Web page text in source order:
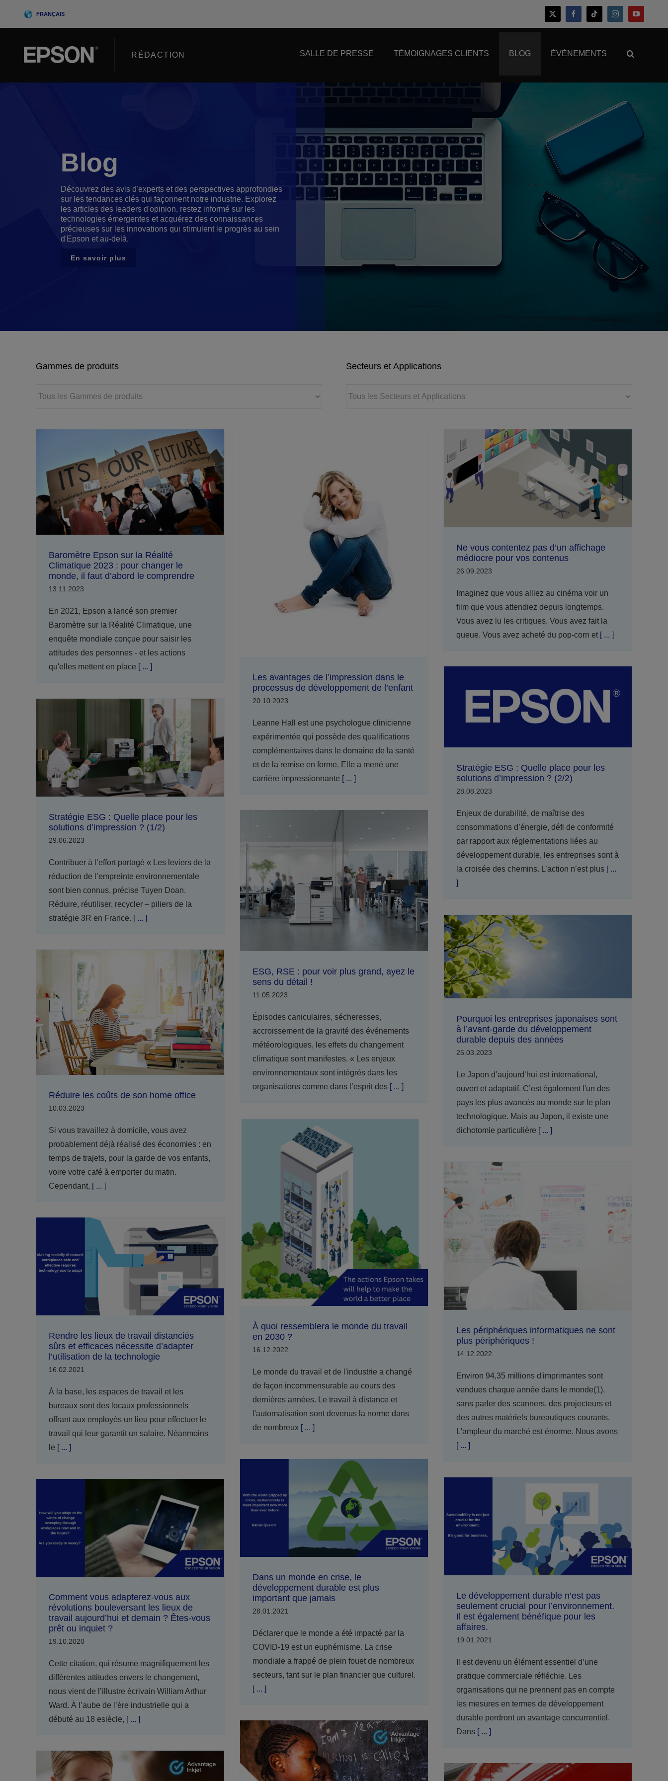
FRANÇAIS
RÉDACTION SALLE DE PRESSE TÉMOIGNAGES CLIENTS BLOG ÉVÈNEMENTS
Découvrez des avis d'experts et des perspectives approfondies
sur les tendances clés qui façonnent notre industrie. Explorez
les articles des leaders d'opinion, restez informé sur les
technologies émergentes et acquérez des connaissances
précieuses sur les innovations qui stimulent le progrès au sein
d'Epson et au-delà.
Blog
En savoir plus
Gammes de produits Secteurs et Applications
Baromètre Epson sur la Réalité
Climatique 2023 : pour changer le
monde, il faut d’abord le comprendre
13.11.2023
En 2021, Epson a lancé son premier
Baromètre sur la Réalité Climatique, une
enquête mondiale conçue pour saisir les
attitudes des personnes - et les actions
qu'elles mettent en place [ ... ]
Les avantages de l’impression dans le
processus de développement de l’enfant
20.10.2023
Leanne Hall est une psychologue clinicienne
expérimentée qui possède des qualifications
complémentaires dans le domaine de la santé
et de la remise en forme. Elle a mené une
carrière impressionnante [ ... ]
Ne vous contentez pas d’un affichage
médiocre pour vos contenus
26.09.2023
Imaginez que vous alliez au cinéma voir un
film que vous attendiez depuis longtemps.
Vous avez lu les critiques. Vous avez fait la
queue. Vous avez acheté du pop-corn et[ ... ]
Stratégie ESG : Quelle place pour les
solutions d’impression ? (2/2)
28.08.2023
Enjeux de durabilité, de maîtrise des
consommations d’énergie, défi de conformité
par rapport aux réglementations liées au
développement durable, les entreprises sont à
la croisée des chemins. L’action n’est plus[ ...
]
Stratégie ESG : Quelle place pour les
solutions d’impression ? (1/2)
29.06.2023
Contribuer à l’effort partagé « Les leviers de la
réduction de l’empreinte environnementale
sont bien connus, précise Tuyen Doan.
Réduire, réutiliser, recycler – piliers de la
stratégie 3R en France. [ ... ]
ESG, RSE : pour voir plus grand, ayez le
sens du détail !
11.05.2023
Épisodes caniculaires, sécheresses,
accroissement de la gravité des événements
météorologiques, les effets du changement
climatique sont manifestes. « Les enjeux
environnementaux sont intégrés dans les
organisations comme dans l’esprit des[ ... ]
Pourquoi les entreprises japonaises sont
à l’avant-garde du développement
durable depuis des années
25.03.2023
Le Japon d’aujourd’hui est international,
ouvert et adaptatif. C’est également l'un des
pays les plus avancés au monde sur le plan
technologique. Mais au Japon, il existe une
dichotomie particulière [ ... ]
Réduire les coûts de son home office
10.03.2023
Si vous travaillez à domicile, vous avez
probablement déjà réalisé des économies : en
temps de trajets, pour la garde de vos enfants,
voire votre café à emporter du matin.
Cependant, [ ... ]
À quoi ressemblera le monde du travail
en 2030 ?
16.12.2022
Le monde du travail et de l'industrie a changé
de façon incommensurable au cours des
dernières années. Le travail à distance et
l'automatisation sont devenus la norme dans
de nombreux[ ... ]
Les périphériques informatiques ne sont
plus périphériques !
14.12.2022
Environ 94,35 millions d'imprimantes sont
vendues chaque année dans le monde(1),
sans parler des scanners, des projecteurs et
des autres matériels bureautiques courants.
L'ampleur du marché est énorme. Nous avons
[ ... ]
Rendre les lieux de travail distanciés
sûrs et efficaces nécessite d’adapter
l’utilisation de la technologie
16.02.2021
À la base, les espaces de travail et les
bureaux sont des locaux professionnels
offrant aux employés un lieu pour effectuer le
travail qui leur garantit un salaire. Néanmoins
le [ ... ]
Dans un monde en crise, le
développement durable est plus
important que jamais
28.01.2021
Déclarer que le monde a été impacté par la
COVID-19 est un euphémisme. La crise
mondiale a frappé de plein fouet de nombreux
secteurs, tant sur le plan financier que culturel.
[ ... ]
Le développement durable n’est pas
seulement crucial pour l’environnement.
Il est également bénéfique pour les
affaires.
19.01.2021
Il est devenu un élément essentiel d’une
pratique commerciale réfléchie. Les
organisations qui ne prennent pas en compte
les mesures en termes de développement
durable perdront un avantage concurrentiel.
Dans[ ... ]
Comment vous adapterez-vous aux
révolutions bouleversant les lieux de
travail aujourd’hui et demain ? Êtes-vous
prêt ou inquiet ?
19.10.2020
Cette citation, qui résume magnifiquement les
différentes attitudes envers le changement,
nous vient de l’illustre écrivain William Arthur
Ward. À l’aube de l’ère industrielle qui a
débuté au 18 esiècle, [ ... ]